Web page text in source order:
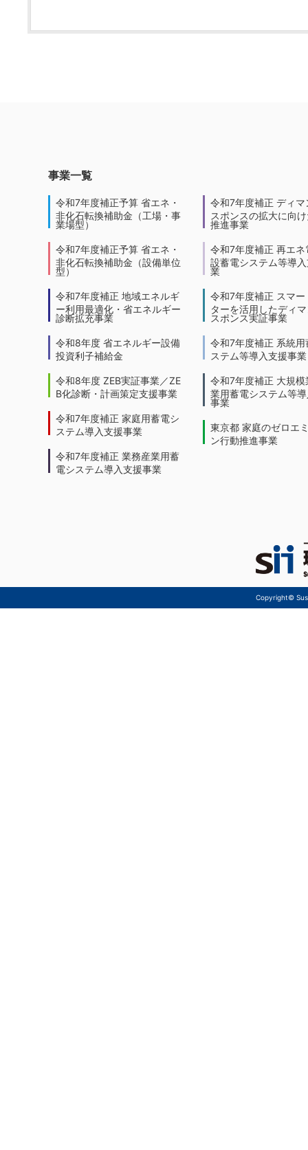
事業一覧
令和7年度補正予算 省エネ・
非化石転換補助金（工場・事
業場型）
令和7年度補正予算 省エネ・
非化石転換補助金（設備単位
型）
令和7年度補正 地域エネルギ
ー利用最適化・省エネルギー
診断拡充事業
令和8年度 省エネルギー設備
投資利子補給金
令和8年度 ZEB実証事業／ZE
B化診断・計画策定支援事業
令和7年度補正 家庭用蓄電シ
ステム導入支援事業
令和7年度補正 業務産業用蓄
電システム導入支援事業
令和7年度補正 ディマ
スポンスの拡大に向
推進事業
令和7年度補正 再エネ
設蓄電システム等導
業
令和7年度補正 スマー
ターを活用したディ
スポンス実証事業
令和7年度補正 系統用
ステム等導入支援事業
令和7年度補正 大規模
業用蓄電システム等
事業
東京都 家庭のゼロエ
ン行動推進事業
Copyright©